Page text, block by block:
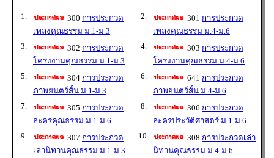
1. 300 การประกวด
เพลงคุณธรรม ม.1-ม.3
2. 301 การประกวด
เพลงคุณธรรม ม.4-ม.6
3.
302 การประกวด
โครงงานคุณธรรม ม.1-ม.3
4. 303 การประกวด
โครงงานคุณธรรม ม.4-ม.6
5.
304 การประกวด
ภาพยนตร์สั้น ม.1-ม.3
6. 641 การประกวด
ภาพยนตร์สั้น ม.4-ม.6
7.
305 การประกวด
ละครคุณธรรม ม.1-ม.6
8. 306 การประกวด
ละครประวัติศาสตร์ ม.1-ม.6
9.
307 การประกวด
เล่านิทานคุณธรรม ม.1-ม.3
10. 308 การประกวดเล่า
นิทานคุณธรรม ม.4-ม.6